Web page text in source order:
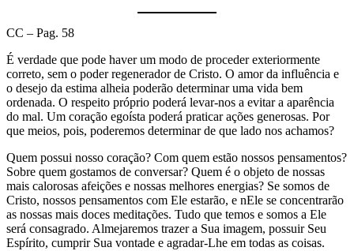
CC – Pag. 58
É verdade que pode haver um modo de proceder exteriormente
correto, sem o poder regenerador de Cristo. O amor da influência e
o desejo da estima alheia poderão determinar uma vida bem
ordenada. O respeito próprio poderá levar-nos a evitar a aparência
do mal. Um coração egoísta poderá praticar ações generosas. Por
que meios, pois, poderemos determinar de que lado nos achamos?
Quem possui nosso coração? Com quem estão nossos pensamentos?
Sobre quem gostamos de conversar? Quem é o objeto de nossas
mais calorosas afeições e nossas melhores energias? Se somos de
Cristo, nossos pensamentos com Ele estarão, e nEle se concentrarão
as nossas mais doces meditações. Tudo que temos e somos a Ele
será consagrado. Almejaremos trazer a Sua imagem, possuir Seu
Espírito, cumprir Sua vontade e agradar-Lhe em todas as coisas.